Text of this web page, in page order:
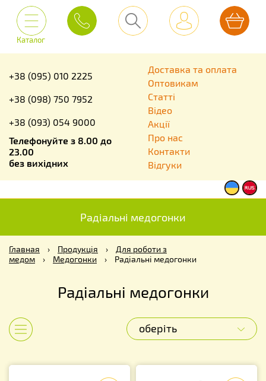
Каталог
+38 (095) 010 2225
+38 (098) 750 7952
+38 (093) 054 9000
Телефонуйте з 8.00 до
23.00
без вихідних
Доставка та оплата
Оптовикам
Статті
Відео
Акції
Про нас
Контакти
Відгуки
Радіальні медогонки
Главная › Продукція ›
Для роботи з
медом
› Медогонки › Радіальні медогонки
Радіальні медогонки
оберіть